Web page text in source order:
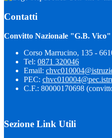
Contatti
Convitto Nazionale "G.B. Vico"
Corso Marrucino, 135 -
Tel: 0871 320046
Email:
PEC:
C.F.: 80000170698
Sezione Link Utili